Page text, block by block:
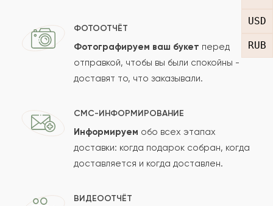
USD
RUB
Ф Флорентий
Показать еще
Оставить свой отзыв
Ваше имя
Ваш e-mail
ФОТООТЧЁТ
Фотографируем ваш букет перед
отправкой, чтобы вы были спокойны -
доставят то, что заказывали.
СМС-ИНФОРМИРОВАНИЕ
Информируем обо всех этапах
доставки: когда подарок собран, когда
доставляется и когда доставлен.
ВИДЕООТЧЁТ